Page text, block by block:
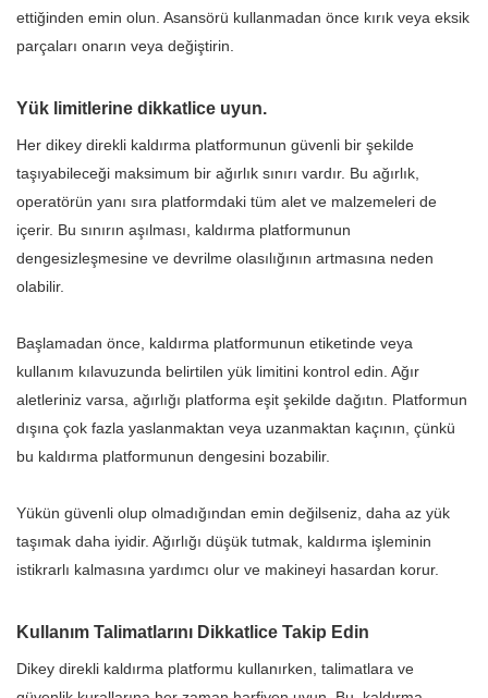
ettiğinden emin olun. Asansörü kullanmadan önce kırık veya eksik
parçaları onarın veya değiştirin.
Yük limitlerine dikkatlice uyun.
Her dikey direkli kaldırma platformunun güvenli bir şekilde
taşıyabileceği maksimum bir ağırlık sınırı vardır. Bu ağırlık,
operatörün yanı sıra platformdaki tüm alet ve malzemeleri de
içerir. Bu sınırın aşılması, kaldırma platformunun
dengesizleşmesine ve devrilme olasılığının artmasına neden
olabilir.
Başlamadan önce, kaldırma platformunun etiketinde veya
kullanım kılavuzunda belirtilen yük limitini kontrol edin. Ağır
aletleriniz varsa, ağırlığı platforma eşit şekilde dağıtın. Platformun
dışına çok fazla yaslanmaktan veya uzanmaktan kaçının, çünkü
bu kaldırma platformunun dengesini bozabilir.
Yükün güvenli olup olmadığından emin değilseniz, daha az yük
taşımak daha iyidir. Ağırlığı düşük tutmak, kaldırma işleminin
istikrarlı kalmasına yardımcı olur ve makineyi hasardan korur.
Kullanım Talimatlarını Dikkatlice Takip Edin
Dikey direkli kaldırma platformu kullanırken, talimatlara ve